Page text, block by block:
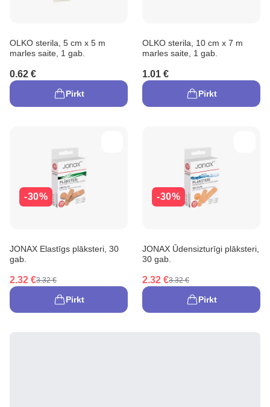
OLKO sterila, 5 cm x 5 m
marles saite, 1 gab.
0.62 €
Pirkt
OLKO sterila, 10 cm x 7 m
marles saite, 1 gab.
1.01 €
Pirkt
-30%
JONAX Elastīgs plāksteri, 30
gab.
2.32 €3.32 €
Pirkt
-30%
JONAX Ūdensizturīgi plāksteri,
30 gab.
2.32 €3.32 €
Pirkt